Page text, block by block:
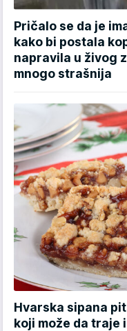
Pričalo se da je
kako bi postala
napravila u živog
mnogo strašnija
Hvarska sipana
koji može da traje